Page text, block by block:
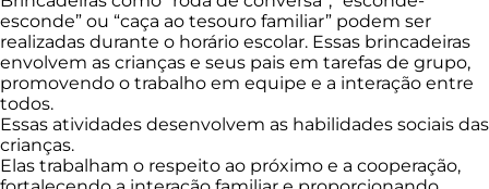
esconde” ou “caça ao tesouro familiar” podem ser
realizadas durante o horário escolar. Essas brincadeiras
envolvem as crianças e seus pais em tarefas de grupo,
promovendo o trabalho em equipe e a interação entre
todos.
Essas atividades desenvolvem as habilidades sociais das
crianças.
Elas trabalham o respeito ao próximo e a cooperação,